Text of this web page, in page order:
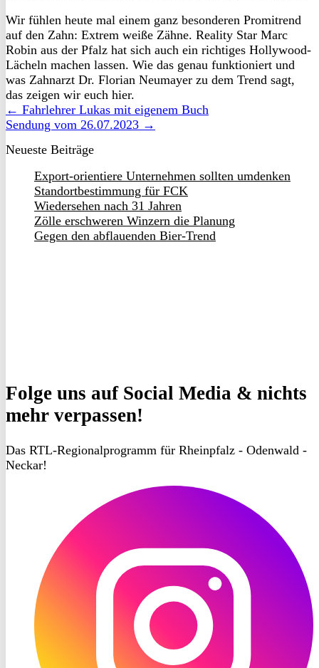
Wir fühlen heute mal einem ganz besonderen Promitrend
auf den Zahn: Extrem weiße Zähne. Reality Star Marc
Robin aus der Pfalz hat sich auch ein richtiges Hollywood-
Lächeln machen lassen. Wie das genau funktioniert und
was Zahnarzt Dr. Florian Neumayer zu dem Trend sagt,
das zeigen wir euch hier.
← Fahrlehrer Lukas mit eigenem Buch
Sendung vom 26.07.2023 →
Neueste Beiträge
Export-orientiere Unternehmen sollten umdenken
Standortbestimmung für FCK
Wiedersehen nach 31 Jahren
Zölle erschweren Winzern die Planung
Gegen den abflauenden Bier-Trend
Folge uns auf Social Media & nichts
mehr verpassen!
Das RTL-Regionalprogramm für Rheinpfalz - Odenwald -
Neckar!
Instagram